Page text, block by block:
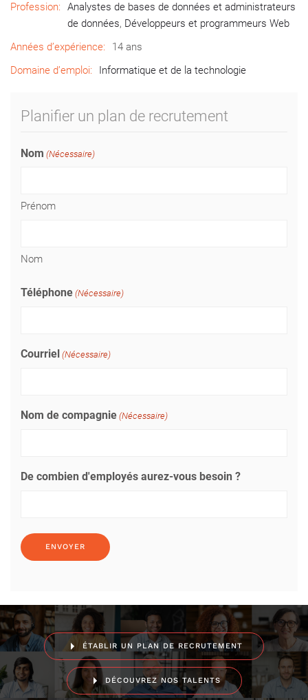
Profession:
Analystes de bases de données et administrateurs
de données, Développeurs et programmeurs Web
Années d’expérience:
14 ans
Domaine d’emploi:
Informatique et de la technologie
Planifier un plan de recrutement
Nom (Nécessaire)
Prénom
Nom
Téléphone (Nécessaire)
Courriel (Nécessaire)
Nom de compagnie (Nécessaire)
De combien d'employés aurez-vous besoin ?
ÉTABLIR UN PLAN DE RECRUTEMENT
DÉCOUVREZ NOS TALENTS